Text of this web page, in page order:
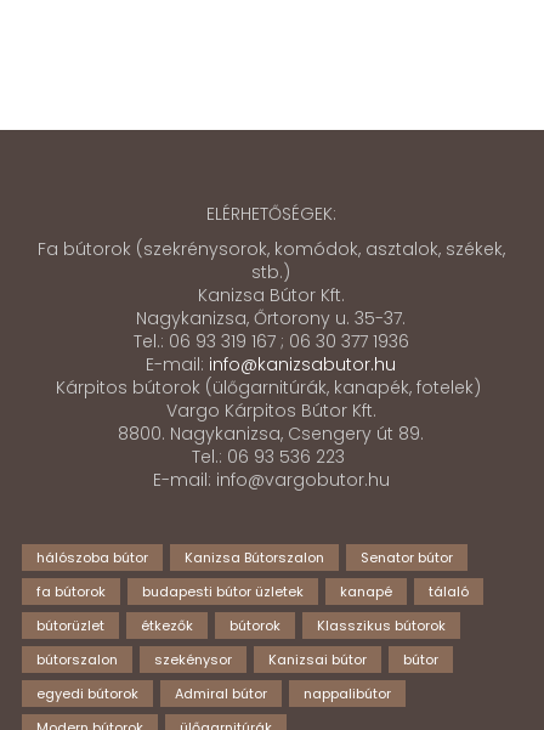
ELÉRHETŐSÉGEK:
Fa bútorok (szekrénysorok, komódok, asztalok, székek,
stb.)
Kanizsa Bútor Kft.
Nagykanizsa, Őrtorony u. 35-37.
Tel.: 06 93 319 167 ; 06 30 377 1936
E-mail: info@kanizsabutor.hu
Kárpitos bútorok (ülőgarnitúrák, kanapék, fotelek)
Vargo Kárpitos Bútor Kft.
8800. Nagykanizsa, Csengery út 89.
Tel.: 06 93 536 223
E-mail: info@vargobutor.hu
hálószoba bútor Kanizsa Bútorszalon
Senator bútor
fa bútorok
budapesti bútor üzletek kanapé
tálaló
bútorüzlet
étkezők bútorok
Klasszikus bútorok
bútorszalon
szekénysor Kanizsai bútor
bútor
egyedi bútorok
Admiral bútor
nappalibútor